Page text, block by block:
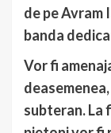
de pe Avram
banda
Vor fi
subteran. La